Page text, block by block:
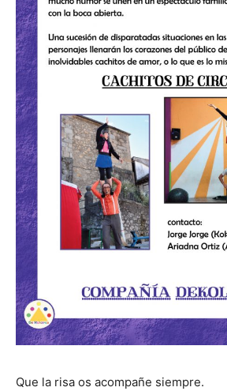
Que la risa os acompañe siempre.